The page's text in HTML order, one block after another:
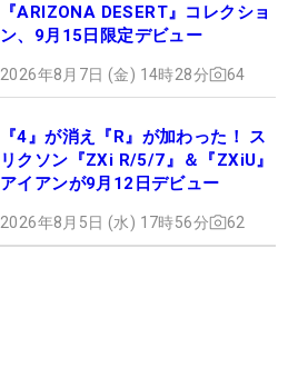
『ARIZONA DESERT』コレクショ
ン、9月15日限定デビュー
2026年8月7日 (金) 14時28分 64
『4』が消え『R』が加わった！ ス
リクソン『ZXi R/5/7』＆『ZXiU』
アイアンが9月12日デビュー
2026年8月5日 (水) 17時56分 62